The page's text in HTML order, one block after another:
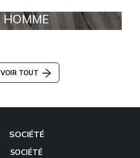
HOMME
VOIR TOUT
SOCIÉTÉ
SOCIÉTÉ